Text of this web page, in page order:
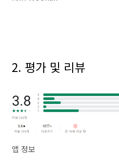
2. 평가 및 리뷰
앱 정보